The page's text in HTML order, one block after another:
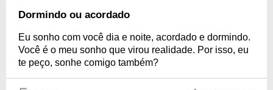
Dormindo ou acordado
Eu sonho com você dia e noite, acordado e dormindo.
Você é o meu sonho que virou realidade. Por isso, eu
te peço, sonhe comigo também?